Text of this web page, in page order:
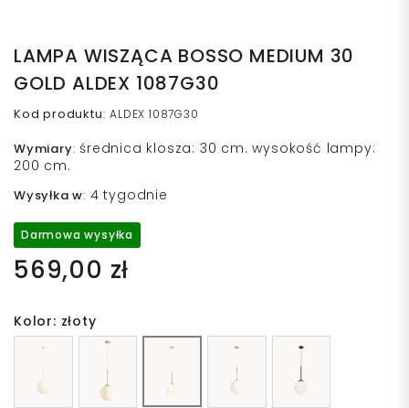
LAMPA WISZĄCA BOSSO MEDIUM 30
GOLD ALDEX 1087G30
Kod produktu:ALDEX 1087G30
Wymiary: średnica klosza: 30 cm. wysokość lampy:
200 cm.
Wysyłka w: 4 tygodnie
Darmowa wysyłka
569,00 zł
Kolor: złoty